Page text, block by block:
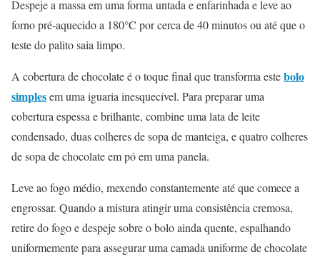
Despeje a massa em uma forma untada e enfarinhada e leve ao
forno pré-aquecido a 180°C por cerca de 40 minutos ou até que o
teste do palito saia limpo.
A cobertura de chocolate é o toque final que transforma estebolo
simplesem uma iguaria inesquecível. Para preparar uma
cobertura espessa e brilhante, combine uma lata de leite
condensado, duas colheres de sopa de manteiga, e quatro colheres
de sopa de chocolate em pó em uma panela.
Leve ao fogo médio, mexendo constantemente até que comece a
engrossar. Quando a mistura atingir uma consistência cremosa,
retire do fogo e despeje sobre o bolo ainda quente, espalhando
uniformemente para assegurar uma camada uniforme de chocolate